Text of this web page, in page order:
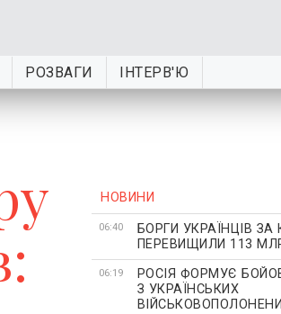
РОЗВАГИ ІНТЕРВ'Ю
НОВИНИ
06:40
БОРГИ УКРАЇНЦІВ
ПЕРЕВИЩИЛИ 113
06:19
РОСІЯ ФОРМУЄ
З УКРАЇНСЬКИХ